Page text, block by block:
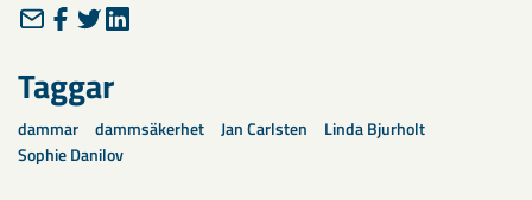
Taggar
dammar dammsäkerhet Jan Carlsten
Linda Bjurholt
Sophie Danilov